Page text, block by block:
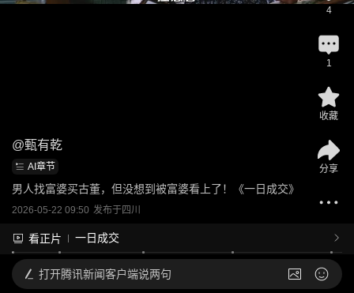
@甄有乾
AI章节
男人找富婆买古董，但没想到被富婆看上了！《一日成交》
2026-05-22 09:50 发布于四川
看正片 一日成交
4
1
收藏
分享
打开腾讯新闻客户端说两句